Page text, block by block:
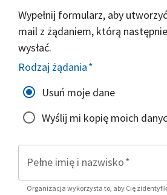
Wypełnij formularz, aby
mail z żądaniem, którą
wysłać.
Rodzaj żądania*
Usuń moje dane
Wyślij mi kopię moich
Pełne imię i nazwisko*
Organizacja wykorzysta to, aby Cię